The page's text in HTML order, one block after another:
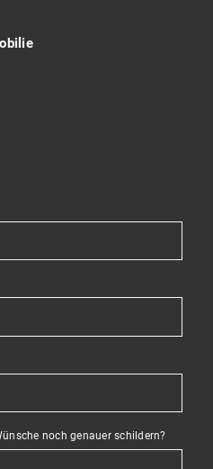
noch genauer schildern?